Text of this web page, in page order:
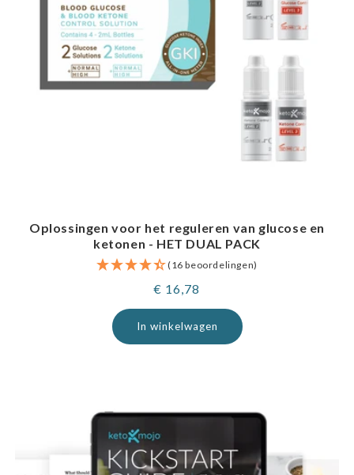
Oplossingen voor het reguleren van glucose en
ketonen - HET DUAL PACK
(16 beoordelingen)
Normale
prijs
€ 16,78
In winkelwagen